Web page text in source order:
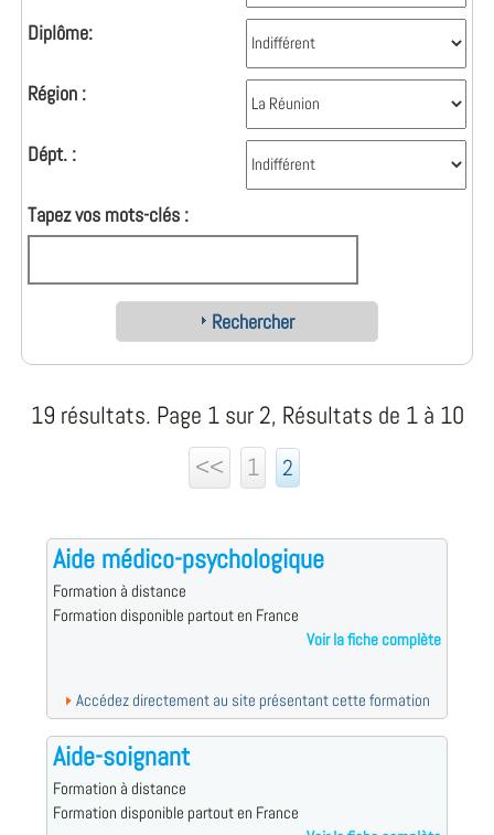
Diplôme:
Région :
Dépt. :
Tapez vos mots-clés :
Rechercher
19 résultats. Page 1 sur 2, Résultats de 1 à 10
<<
1 2
Aide médico-psychologique
Formation à distance
Formation disponible partout en France
Voir la fiche complète
Accédez directement au site présentant cette formation
Aide-soignant
Formation à distance
Formation disponible partout en France